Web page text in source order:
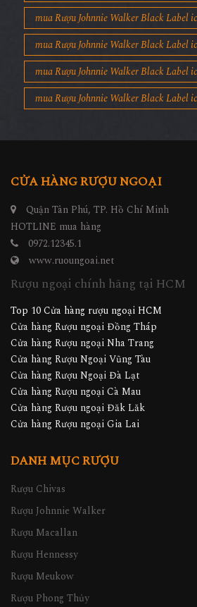
mua Rượu Johnnie Walker Black Label
mua Rượu Johnnie Walker Black Label
mua Rượu Johnnie Walker Black Label
mua Rượu Johnnie Walker Black Label
CỬA HÀNG RƯỢU NGOẠI
Quận Tân Phú, TP. Hồ Chí Minh
HOTLINE mua hàng
0972.12345.1
www.ruoungoai.net
Rượu ngoại chính hãng tại HCM
Top 10 Cửa hàng rượu ngoại HCM
Cửa hàng Rượu ngoại Đồng Tháp
Cửa hàng Rượu ngoại Nha Trang
Cửa hàng Rượu Ngoại Vũng Tàu
Cửa hàng Rượu Ngoại Đà Lạt
Cửa hàng Rượu ngoại Cà Mau
Cửa hàng Rượu ngoại Đăk Lăk
Cửa hàng Rượu ngoại Gia Lai
DANH MỤC RƯỢU
Rượu Chivas
Rượu Johnnie Walker
Rượu Macallan
Rượu Hennessy
Rượu Meukow
Rượu Phong Thủy